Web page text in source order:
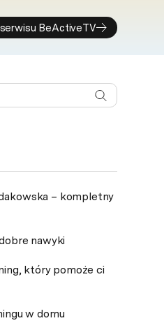
BeActiveTV
– kompletny
nawyki
który pomoże ci
w domu